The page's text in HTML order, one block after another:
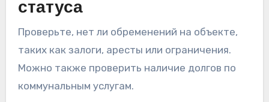
статуса
Проверьте, нет ли обременений на объекте,
таких как залоги, аресты или ограничения.
Можно также проверить наличие долгов по
коммунальным услугам.